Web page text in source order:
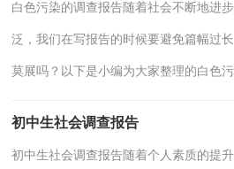
白色污染的调查报告随着社会不断地进
泛，我们在写报告的时候要避免篇幅过
莫展吗？以下是小编为大家整理的白色
初中生社会调查报告
初中生社会调查报告随着个人素质的提